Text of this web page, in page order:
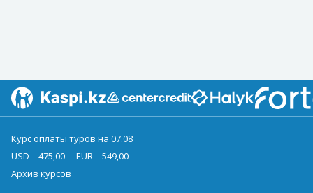
Курс оплаты туров на 07.08
USD = 475,00
EUR = 549,00
Архив курсов